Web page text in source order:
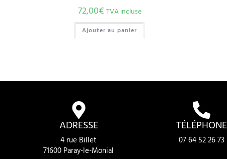
72,00€ TVA incluse
Ajouter au panier
ADRESSE
4 rue Billet
71600 Paray-le-Monial
TÉLÉPHONE
07 64 52 26 73